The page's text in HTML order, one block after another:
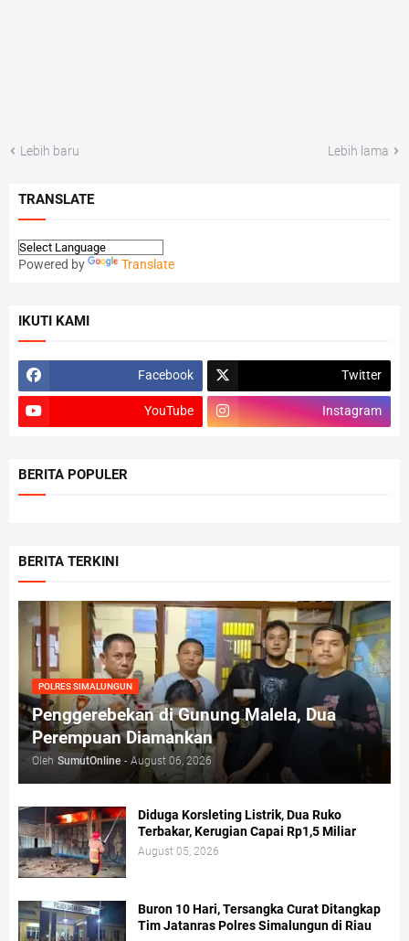
Lebih baru Lebih lama
TRANSLATE
Powered by Translate
IKUTI KAMI
Facebook Twitter
YouTube Instagram
BERITA POPULER
BERITA TERKINI
POLRES SIMALUNGUN
Penggerebekan di Gunung Malela, Dua
Perempuan Diamankan
Oleh SumutOnline - August 06, 2026
Diduga Korsleting Listrik, Dua Ruko
Terbakar, Kerugian Capai Rp1,5 Miliar
August 05, 2026
Buron 10 Hari, Tersangka Curat Ditangkap
Tim Jatanras Polres Simalungun di Riau